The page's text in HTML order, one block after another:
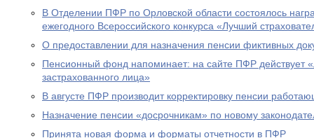
В Отделении ПФР по Орловской области состоялось
ежегодного Всероссийского конкурса «Лучший
О предоставлении для назначения пенсии фиктивных
Пенсионный фонд напоминает: на сайте ПФР действует
застрахованного лица»
В августе ПФР производит корректировку пенсии
Назначение пенсии «досрочникам» по новому
Принята новая форма и форматы отчетности в ПФР